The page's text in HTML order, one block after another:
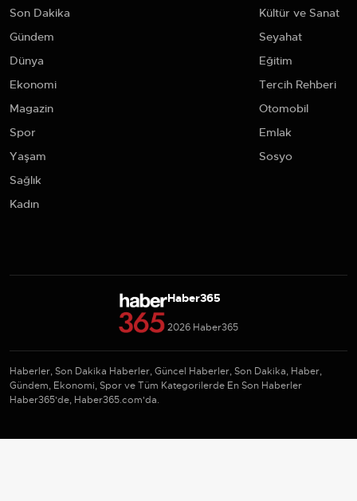
Son Dakika
Gündem
Dünya
Ekonomi
Magazin
Spor
Yaşam
Sağlık
Kadın
Kültür ve Sanat
Seyahat
Eğitim
Tercih Rehberi
Otomobil
Emlak
Sosyo
Haber365
2026 Haber365
Haberler, Son Dakika Haberler, Güncel Haberler, Son Dakika, Haber,
Gündem, Ekonomi, Spor ve Tüm Kategorilerde En Son Haberler
Haber365'de, Haber365.com'da.